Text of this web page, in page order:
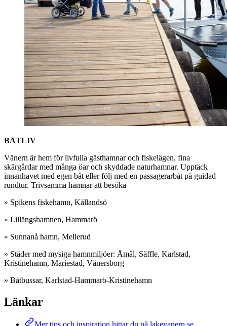
BÅTLIV
Vänern är hem för livfulla gästhamnar och fiskelägen, fina
skärgårdar med många öar och skyddade naturhamnar. Upptäck
innanhavet med egen båt eller följ med en passagerarbåt på guidad
rundtur. Trivsamma hamnar att besöka
» Spikens fiskehamn, Kållandsö
» Lillängshamnen, Hammarö
» Sunnanå hamn, Mellerud
» Städer med mysiga hamnmiljöer: Åmål, Säffle, Karlstad,
Kristinehamn, Mariestad, Vänersborg
» Båtbussar, Karlstad-­­Hammarö­-Kristinehamn
Länkar